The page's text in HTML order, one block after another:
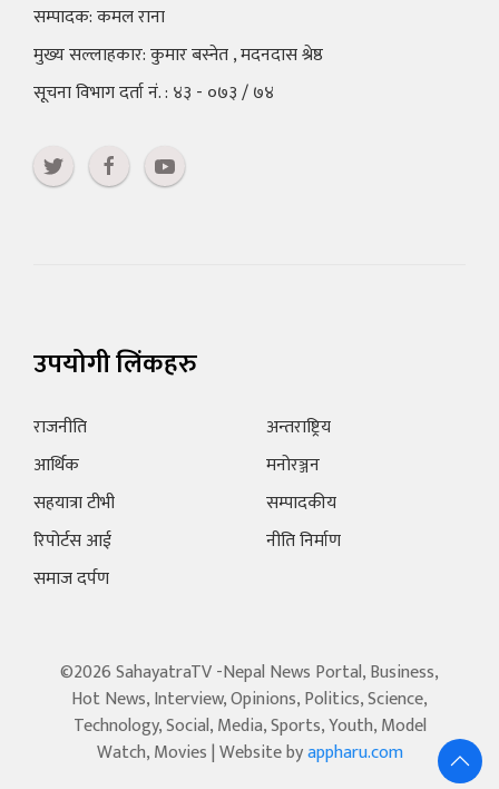
सम्पादक: कमल राना
मुख्य सल्लाहकार: कुमार बस्नेत , मदनदास श्रेष्ठ
सूचना विभाग दर्ता नं. : ४३ - ०७३ / ७४
उपयोगी लिंकहरु
राजनीति
आर्थिक
सहयात्रा टीभी
रिपोर्टस आई
समाज दर्पण
अन्तराष्ट्रिय
मनोरञ्जन
सम्पादकीय
नीति निर्माण
©2026 SahayatraTV -Nepal News Portal, Business,
Hot News, Interview, Opinions, Politics, Science,
Technology, Social, Media, Sports, Youth, Model
Watch, Movies | Website byappharu.com